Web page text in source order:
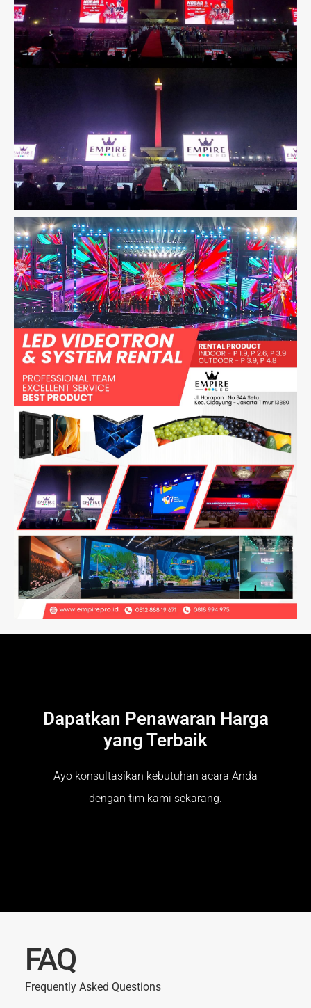
Dapatkan Penawaran Harga
yang Terbaik
Ayo konsultasikan kebutuhan acara Anda
dengan tim kami sekarang.
FAQ
Frequently Asked Questions